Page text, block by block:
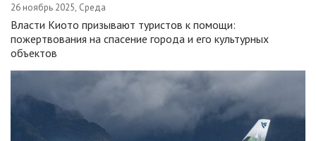
26 ноябрь 2025, Среда
Власти Киото призывают туристов к помощи:
пожертвования на спасение города и его культурных
объектов